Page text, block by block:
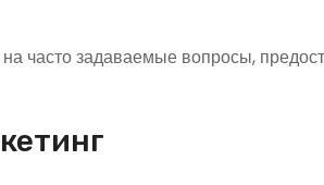
часто задаваемые вопросы,